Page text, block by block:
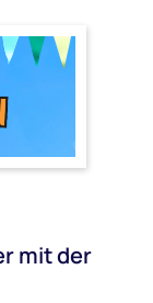
mit der